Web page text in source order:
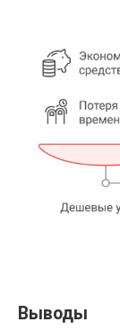
Выводы